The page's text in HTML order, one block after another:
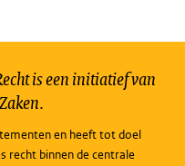
is een initiatief van
en heeft tot doel
recht binnen de centrale